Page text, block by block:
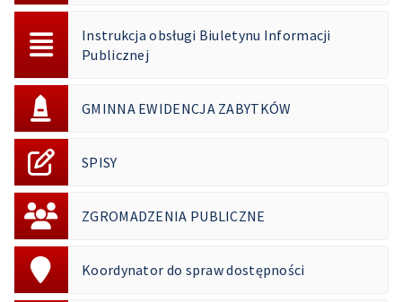
Instrukcja obsługi Biuletynu Informacji
Publicznej
GMINNA EWIDENCJA ZABYTKÓW
SPISY
ZGROMADZENIA PUBLICZNE
Koordynator do spraw dostępności